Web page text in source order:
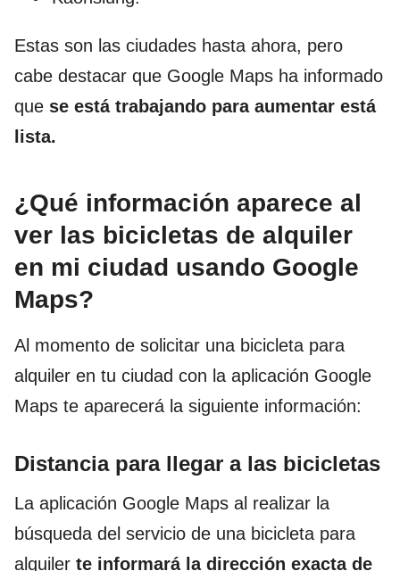
Estas son las ciudades hasta ahora, pero
cabe destacar que Google Maps ha informado
que se está trabajando para aumentar está
lista.
¿Qué información aparece al
ver las bicicletas de alquiler
en mi ciudad usando Google
Maps?
Al momento de solicitar una bicicleta para
alquiler en tu ciudad con la aplicación Google
Maps te aparecerá la siguiente información:
Distancia para llegar a las bicicletas
La aplicación Google Maps al realizar la
búsqueda del servicio de una bicicleta para
alquiler te informará la dirección exacta de